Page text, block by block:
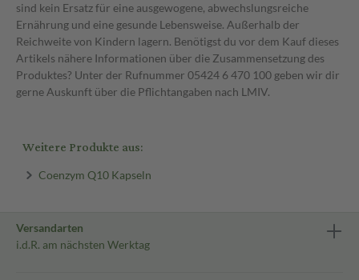
sind kein Ersatz für eine ausgewogene, abwechslungsreiche
Ernährung und eine gesunde Lebensweise. Außerhalb der
Reichweite von Kindern lagern. Benötigst du vor dem Kauf dieses
Artikels nähere Informationen über die Zusammensetzung des
Produktes? Unter der Rufnummer 05424 6 470 100 geben wir dir
gerne Auskunft über die Pflichtangaben nach LMIV.
Weitere Produkte aus:
Coenzym Q10 Kapseln
Versandarten
i.d.R. am nächsten Werktag